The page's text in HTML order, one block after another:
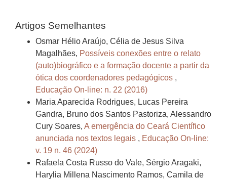
Artigos Semelhantes
Osmar Hélio Araújo, Célia de Jesus Silva
Magalhães, Possíveis conexões entre o relato
(auto)biográfico e a formação docente a partir da
ótica dos coordenadores pedagógicos ,
Educação On-line: n. 22 (2016)
Maria Aparecida Rodrigues, Lucas Pereira
Gandra, Bruno dos Santos Pastoriza, Alessandro
Cury Soares, A emergência do Ceará Científico
anunciada nos textos legais , Educação On-line:
v. 19 n. 46 (2024)
Rafaela Costa Russo do Vale, Sérgio Aragaki,
Harylia Millena Nascimento Ramos, Camila de